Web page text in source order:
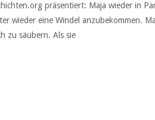
präsentiert: Maja wieder in
wieder eine Windel anzubekommen.
zu säubern. Als sie